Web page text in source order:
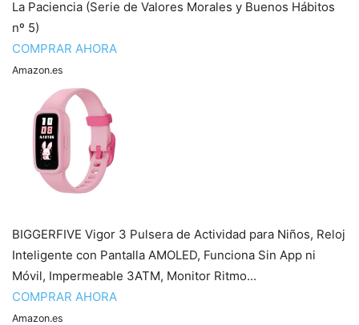
La Paciencia (Serie de Valores Morales y Buenos Hábitos
nº 5)
COMPRAR AHORA
Amazon.es
BIGGERFIVE Vigor 3 Pulsera de Actividad para Niños, Reloj
Inteligente con Pantalla AMOLED, Funciona Sin App ni
Móvil, Impermeable 3ATM, Monitor Ritmo...
COMPRAR AHORA
Amazon.es